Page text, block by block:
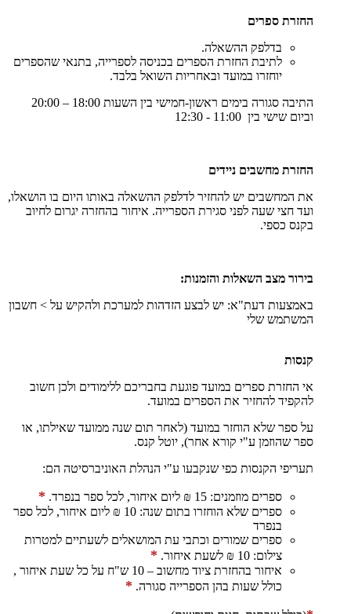
החזרת ספרים
בדלפק ההשאלה.
לתיבת החזרת הספרים בכניסה לספרייה, בתנאי שהספרים
יוחזרו במועד ובאחריות השואל בלבד.
התיבה סגורה בימים ראשון-חמישי בין השעות 18:00 – 20:00
וביום שישי בין 11:00 - 12:30
החזרת מחשבים ניידים
את המחשבים יש להחזיר לדלפק ההשאלה באותו היום בו הושאלו,
ועד חצי שעה לפני סגירת הספרייה. איחור בהחזרה יגרום לחיוב
בקנס כספי.
בירור מצב השאלות והזמנות:
באמצעות דעת"א: יש לבצע הזדהות למערכת ולהקיש על > חשבון
המשתמש שלי
קנסות
אי החזרת ספרים במועד פוגעת בחבריכם ללימודים ולכן חשוב
להקפיד להחזיר את הספרים במועד.
על ספר שלא הוחזר במועד (לאחר תום שנה ממועד שאילתו, או
ספר שהוזמן ע"י קורא אחר), יוטל קנס.
תעריפי הקנסות כפי שנקבעו ע"י הנהלת האוניברסיטה הם:
ספרים מוזמנים: 15 ₪ ליום איחור, לכל ספר בנפרד. *
ספרים שלא הוחזרו בתום שנה: 10 ₪ ליום איחור, לכל ספר
בנפרד
ספרים שמורים וכתבי עת המושאלים לשעתיים למטרות
צילום: 10 ₪ לשעת איחור.
*
איחור בהחזרת ציוד מחשוב – 10 ש"ח על כל שעת איחור ,
כולל שעות בהן הספרייה סגורה. *